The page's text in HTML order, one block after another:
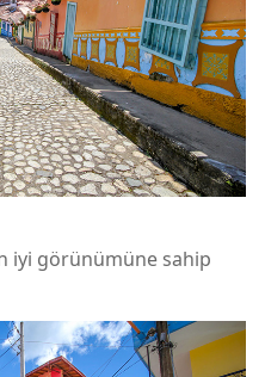
iyi görünümüne sahip